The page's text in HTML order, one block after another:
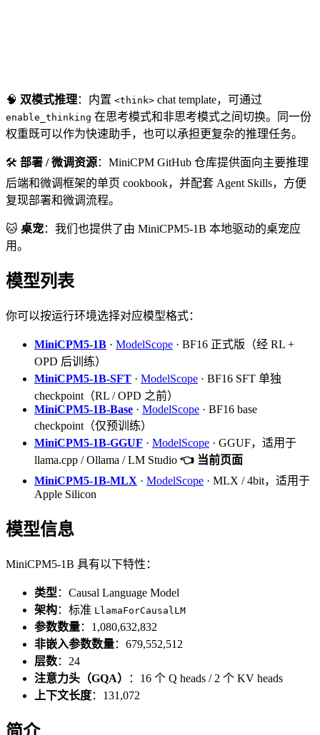
🧠 双模式推理：内置 <think> chat template，可通过
enable_thinking 在思考模式和非思考模式之间切换。同一份
权重既可以作为快速助手，也可以承担更复杂的推理任务。
🛠️ 部署 / 微调资源：MiniCPM GitHub 仓库提供面向主要推理
后端和微调框架的单页 cookbook，并配套 Agent Skills，方便
复现部署和微调流程。
🐱 桌宠：我们也提供了由 MiniCPM5-1B 本地驱动的桌宠应
用。
模型列表
你可以按运行环境选择对应模型格式：
MiniCPM5-1B · ModelScope · BF16 正式版（经 RL +
OPD 后训练）
MiniCPM5-1B-SFT · ModelScope · BF16 SFT 单独
checkpoint（RL / OPD 之前）
MiniCPM5-1B-Base · ModelScope · BF16 base
checkpoint（仅预训练）
MiniCPM5-1B-GGUF · ModelScope · GGUF，适用于
llama.cpp / Ollama / LM Studio 👈 当前页面
MiniCPM5-1B-MLX · ModelScope · MLX / 4bit，适用于
Apple Silicon
模型信息
MiniCPM5-1B 具有以下特性：
类型 ：Causal Language Model
架构：标准 LlamaForCausalLM
参数数量：1,080,632,832
非嵌入参数数量：679,552,512
层数：24
注意力头（GQA）
：16 个 Q heads / 2 个 KV heads
上下文长度：131,072